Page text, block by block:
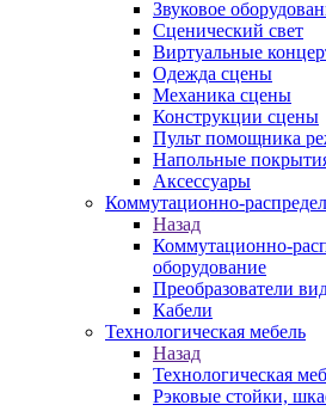
Звуковое
Сценический свет
Виртуальные
Одежда сцены
Механика сцены
Конструкции сцены
Пульт помощника
Напольные
Аксессуары
Коммутационно-
Назад
Коммутационно-
оборудование
Преобразователи
Кабели
Технологическая мебель
Назад
Технологическая
Рэковые стойки,